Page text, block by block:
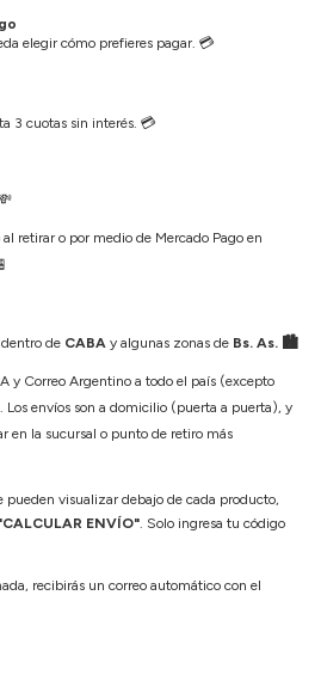
elegir cómo prefieres pagar. 💳
3 cuotas sin interés. 💳
retirar o por medio de Mercado Pago en
dentro de CABA y algunas zonas de Bs. As. 🏙️
y Correo Argentino a todo el país (excepto
Los envíos son a domicilio (puerta a puerta), y
en la sucursal o punto de retiro más
pueden visualizar debajo de cada producto,
ENVÍO" . Solo ingresa tu código
recibirás un correo automático con el